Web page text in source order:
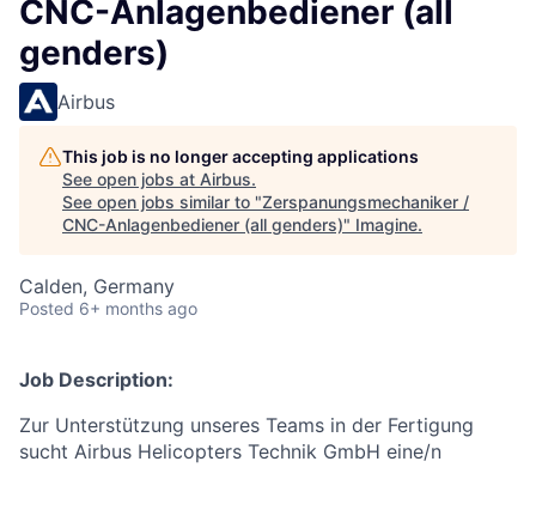
CNC-Anlagenbediener (all
genders)
Airbus
This job is no longer accepting applications
See open jobs at Airbus.
See open jobs similar to "Zerspanungsmechaniker /
CNC-Anlagenbediener (all genders)" Imagine.
Calden, Germany
Posted 6+ months ago
Job Description:
Zur Unterstützung unseres Teams in der Fertigung
sucht Airbus Helicopters Technik GmbH eine/n